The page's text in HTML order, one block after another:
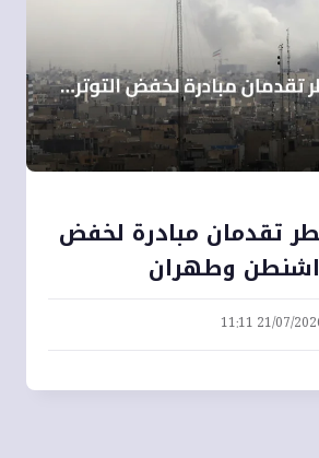
تقدمان مبادرة لخفض
وطهران
21/07/2026